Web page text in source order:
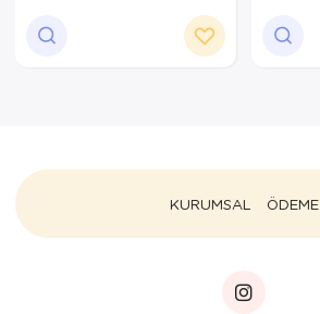
Yara Bakım Ürünleri
KURUMSAL ÖDEME